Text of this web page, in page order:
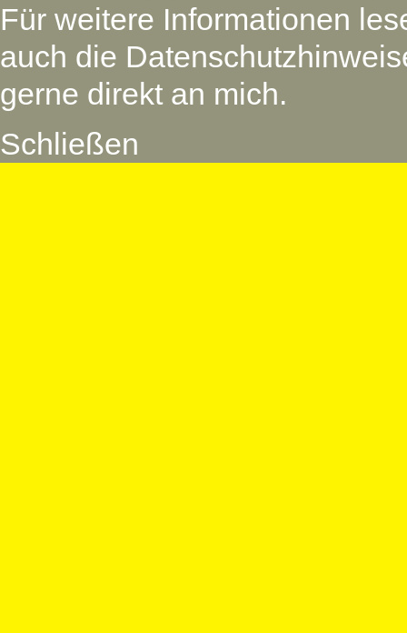
Für weitere Informationen
auch die
gerne direkt an mich.
Schließen